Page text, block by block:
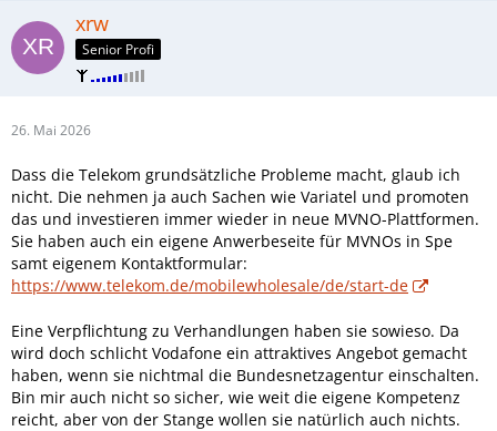
xrw
Senior Profi
26. Mai 2026
Dass die Telekom grundsätzliche Probleme macht, glaub ich
nicht. Die nehmen ja auch Sachen wie Variatel und promoten
das und investieren immer wieder in neue MVNO-Plattformen.
Sie haben auch ein eigene Anwerbeseite für MVNOs in Spe
samt eigenem Kontaktformular:
https://www.telekom.de/mobilewholesale/de/start-de
Eine Verpflichtung zu Verhandlungen haben sie sowieso. Da
wird doch schlicht Vodafone ein attraktives Angebot gemacht
haben, wenn sie nichtmal die Bundesnetzagentur einschalten.
Bin mir auch nicht so sicher, wie weit die eigene Kompetenz
reicht, aber von der Stange wollen sie natürlich auch nichts.